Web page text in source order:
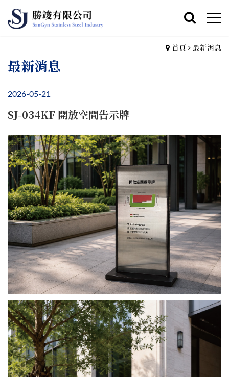
首頁 最新消息
最新消息
2026-05-21
SJ-034KF 開放空間告示牌